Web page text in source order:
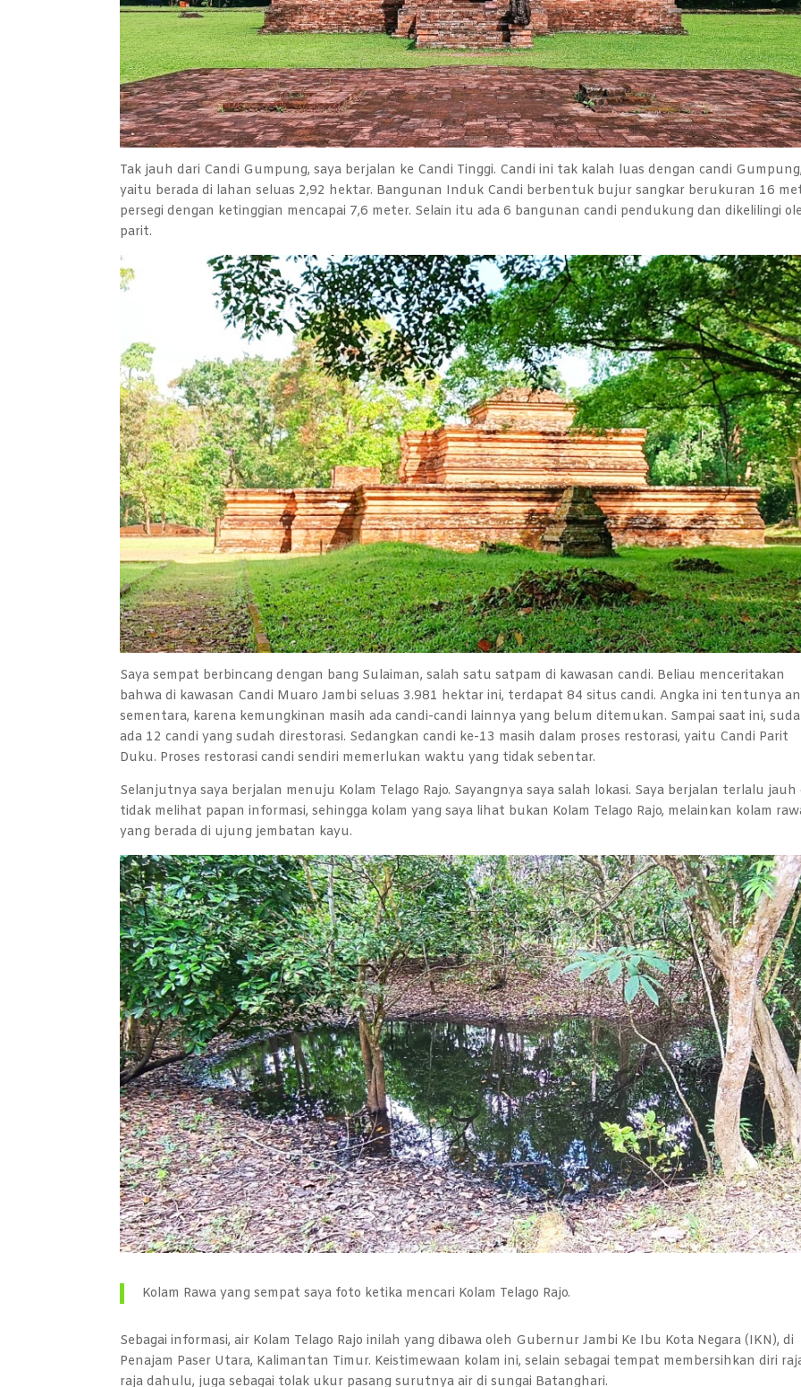
Tak jauh dari Candi Gumpung, saya berjalan ke Candi Tinggi. Candi ini tak kalah luas dengan candi
yaitu berada di lahan seluas 2,92 hektar. Bangunan Induk Candi berbentuk bujur sangkar berukuran 16
persegi dengan ketinggian mencapai 7,6 meter. Selain itu ada 6 bangunan candi pendukung dan dikelilingi
parit.
Saya sempat berbincang dengan bang Sulaiman, salah satu satpam di kawasan candi. Beliau menceritakan
bahwa di kawasan Candi Muaro Jambi seluas 3.981 hektar ini, terdapat 84 situs candi. Angka ini tentunya
sementara, karena kemungkinan masih ada candi-candi lainnya yang belum ditemukan. Sampai saat ini,
ada 12 candi yang sudah direstorasi. Sedangkan candi ke-13 masih dalam proses restorasi, yaitu Candi Parit
Duku. Proses restorasi candi sendiri memerlukan waktu yang tidak sebentar.
Selanjutnya saya berjalan menuju Kolam Telago Rajo. Sayangnya saya salah lokasi. Saya berjalan terlalu jauh
tidak melihat papan informasi, sehingga kolam yang saya lihat bukan Kolam Telago Rajo, melainkan kolam
yang berada di ujung jembatan kayu.
Kolam Rawa yang sempat saya foto ketika mencari Kolam Telago Rajo.
Sebagai informasi, air Kolam Telago Rajo inilah yang dibawa oleh Gubernur Jambi Ke Ibu Kota Negara (IKN), di
Penajam Paser Utara, Kalimantan Timur. Keistimewaan kolam ini, selain sebagai tempat membersihkan diri
raja dahulu, juga sebagai tolak ukur pasang surutnya air di sungai Batanghari.